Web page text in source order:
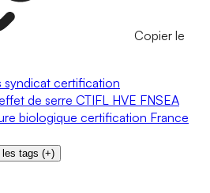
Copier le
syndicat certification
de serre CTIFL HVE FNSEA
biologique certification France
les tags (+)